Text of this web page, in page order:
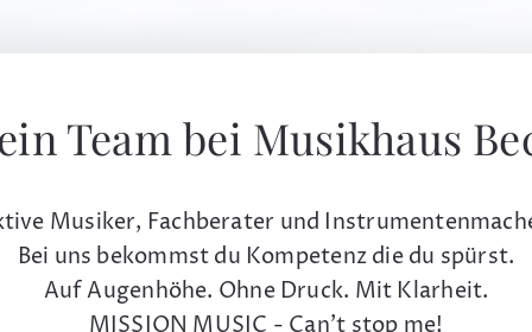
Team bei Musikhaus
Musiker, Fachberater und
Bei uns bekommst du Kompetenz die du spürst.
Auf Augenhöhe. Ohne Druck. Mit Klarheit.
MISSION MUSIC - Can't stop me!